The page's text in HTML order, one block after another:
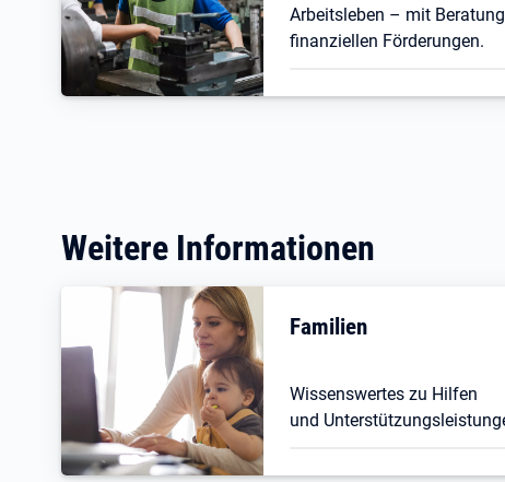
Arbeitsleben – mit
finanziellen Förderungen.
Weitere Informationen
Familien
Wissenswertes zu Hilfen
und